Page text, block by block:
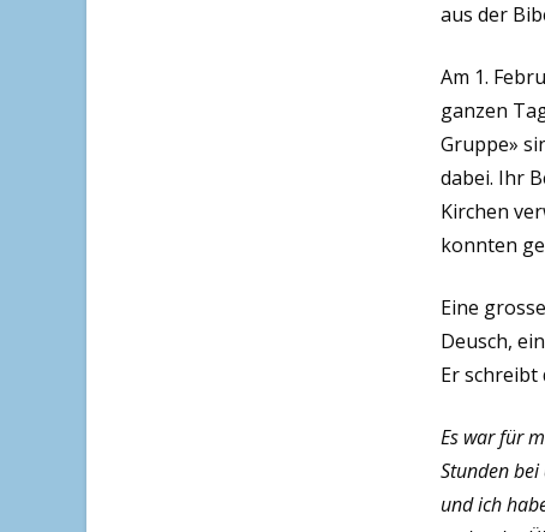
aus der
Am 1.
ganzen
Gruppe»
dabei. Ihr
Kirchen
konnten
Eine
Deusch,
Er schreibt
Es war für
Stunden
und ich